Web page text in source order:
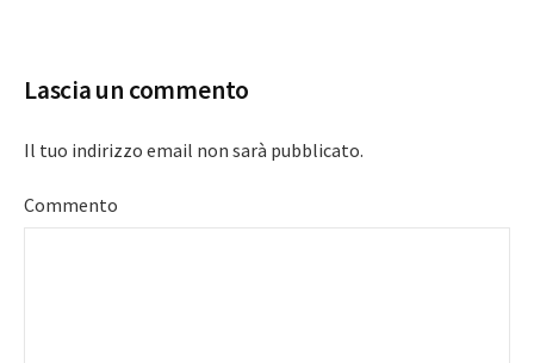
Lascia un commento
Il tuo indirizzo email non sarà pubblicato.
Commento